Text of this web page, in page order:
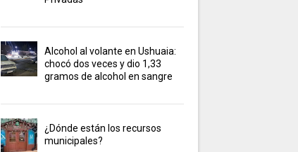
Alcohol al volante en Ushuaia:
chocó dos veces y dio 1,33
gramos de alcohol en sangre
¿Dónde están los recursos
municipales?